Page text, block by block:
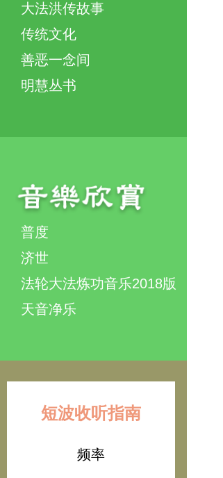
大法洪传故事
传统文化
善恶一念间
明慧丛书
普度
济世
法轮大法炼功音乐2018版
天音净乐
短波收听指南
频率